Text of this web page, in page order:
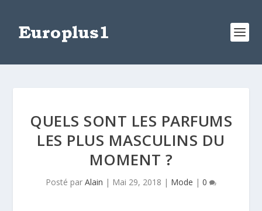
QUELS SONT LES PARFUMS
LES PLUS MASCULINS DU
MOMENT ?
Posté par Alain | Mai 29, 2018 | Mode | 0